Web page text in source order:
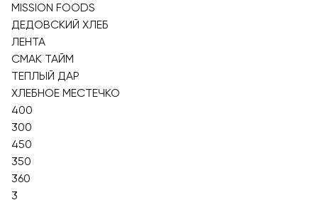
MISSION FOODS
ДЕДОВСКИЙ ХЛЕБ
ЛЕНТА
СМАК ТАЙМ
ТЕПЛЫЙ ДАР
ХЛЕБНОЕ МЕСТЕЧКО
400
300
450
350
360
3